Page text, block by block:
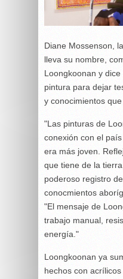
Diane Mossenson,
lleva su nombre,
Loongkoonan y
pintura para dejar
y conocimientos
"Las pinturas de
conexión con el
era más joven.
que tiene de la
poderoso registro
conocmientos
"El mensaje de
trabajo manual,
energía."
Loongkoonan ya
hechos con